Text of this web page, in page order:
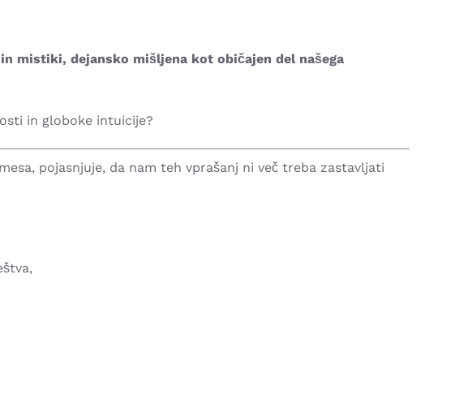
mistiki, dejansko mišljena kot običajen del našega
in globoke intuicije?
pojasnjuje, da nam teh vprašanj ni več treba zastavljati